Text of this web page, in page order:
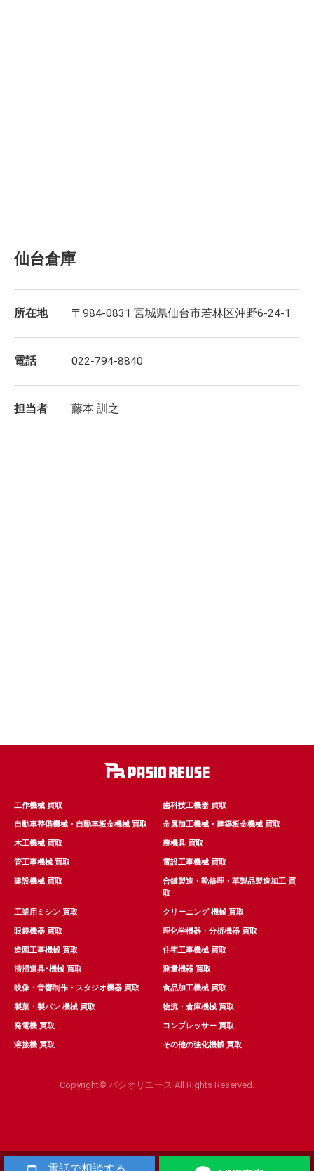
仙台倉庫
所在地 〒984-0831 宮城県仙台市若林区沖野6-24-1
電話 022-794-8840
担当者 藤本 訓之
工作機械 買取 歯科技工機器 買取
自動車整備機械・自動車板金機械 買取 金属加工機械・建築板金機械 買取
木工機械 買取 農機具 買取
管工事機械 買取 電設工事機械 買取
建設機械 買取
合鍵製造・靴修理・革製品製造加工 買
取
工業用ミシン 買取 クリーニング 機械 買取
眼鏡機器 買取 理化学機器・分析機器 買取
造園工事機械 買取 住宅工事機械 買取
清掃道具･機械 買取 測量機器 買取
映像・音響制作・スタジオ機器 買取 食品加工機械 買取
製菓・製パン 機械 買取 物流・倉庫機械 買取
発電機 買取 コンプレッサー 買取
溶接機 買取 その他の強化機械 買取
Copyright© パシオリユース All Rights Reserved.